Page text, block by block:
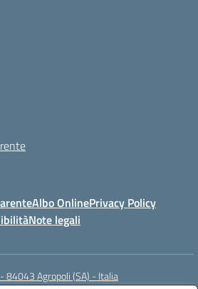
Albo OnlinePrivacy Policy
Note legali
84043 Agropoli (SA) - Italia